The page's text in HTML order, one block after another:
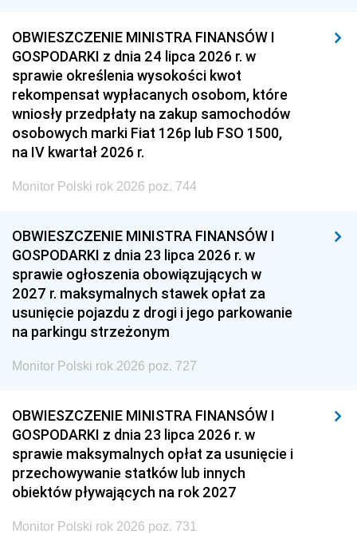
OBWIESZCZENIE MINISTRA FINANSÓW I
GOSPODARKI z dnia 24 lipca 2026 r. w
sprawie określenia wysokości kwot
rekompensat wypłacanych osobom, które
wniosły przedpłaty na zakup samochodów
osobowych marki Fiat 126p lub FSO 1500,
na IV kwartał 2026 r.
Monitor Polski rok 2026 poz. 744
OBWIESZCZENIE MINISTRA FINANSÓW I
GOSPODARKI z dnia 23 lipca 2026 r. w
sprawie ogłoszenia obowiązujących w
2027 r. maksymalnych stawek opłat za
usunięcie pojazdu z drogi i jego parkowanie
na parkingu strzeżonym
Monitor Polski rok 2026 poz. 727
OBWIESZCZENIE MINISTRA FINANSÓW I
GOSPODARKI z dnia 23 lipca 2026 r. w
sprawie maksymalnych opłat za usunięcie i
przechowywanie statków lub innych
obiektów pływających na rok 2027
Monitor Polski rok 2026 poz. 731